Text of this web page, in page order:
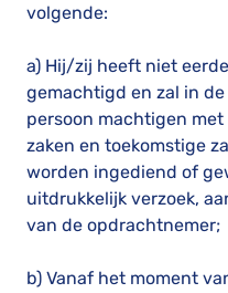
volgende:
a) Hij/zij heeft niet
gemachtigd en zal in
persoon machtigen
zaken en toekomstige
worden ingediend of
uitdrukkelijk verzoek,
van de opdrachtnemer;
b) Vanaf het moment